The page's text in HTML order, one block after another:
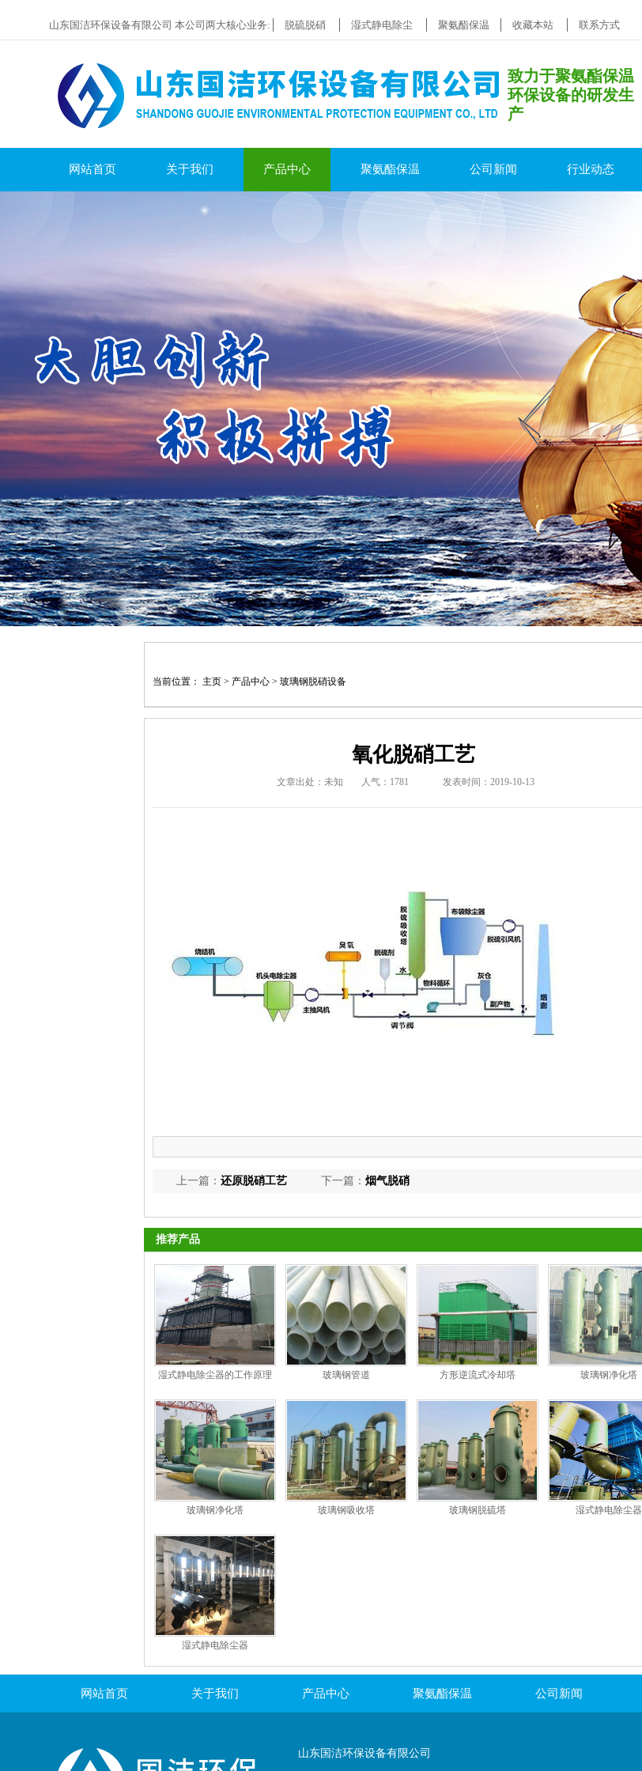
山东国洁环保设备有限公司 本公司两大核心业务: 脱硫脱硝 湿式静电除尘 聚氨酯保温 收藏本站 联系方式
致力于聚氨酯保温
环保设备的研发生
产
网站首页 关于我们 产品中心 聚氨酯保温 公司新闻 行业动态
当前位置： 主页 > 产品中心 > 玻璃钢脱硝设备
氧化脱硝工艺
文章出处：未知 人气：1781 发表时间：2019-10-13
上一篇： 还原脱硝工艺 下一篇： 烟气脱硝
推荐产品
湿式静电除尘器的工作原理
玻璃钢管道 方形逆流式冷却塔 玻璃钢净化塔
玻璃钢净化塔 玻璃钢吸收塔 玻璃钢脱硫塔 湿式静电除尘器
湿式静电除尘器
网站首页 关于我们 产品中心 聚氨酯保温 公司新闻
山东国洁环保设备有限公司